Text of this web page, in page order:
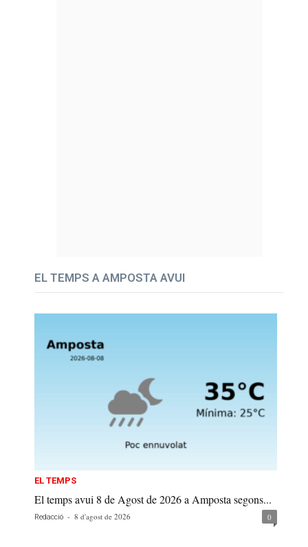
EL TEMPS A AMPOSTA AVUI
EL TEMPS
El temps avui 8 de Agost de 2026 a Amposta segons...
Redacció - 8 d'agost de 2026 0